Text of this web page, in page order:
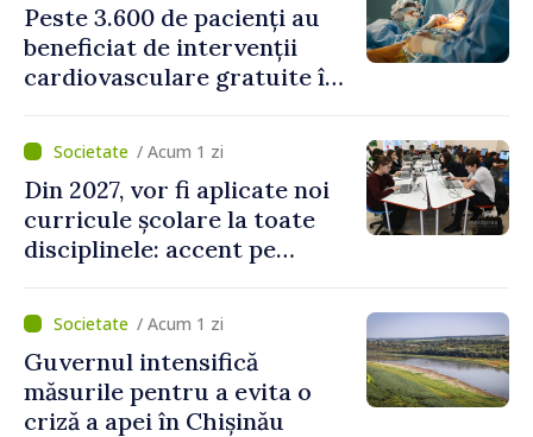
Peste 3.600 de pacienți au
beneficiat de intervenții
cardiovasculare gratuite în
/ Acum 1 zi
Din 2027, vor fi aplicate noi
curricule școlare la toate
disciplinele: accent pe
și folosirea cunoștințelor în
situații reale/ Acum 1 zi
Guvernul intensifică
măsurile pentru a evita o
criză a apei în Chișinău